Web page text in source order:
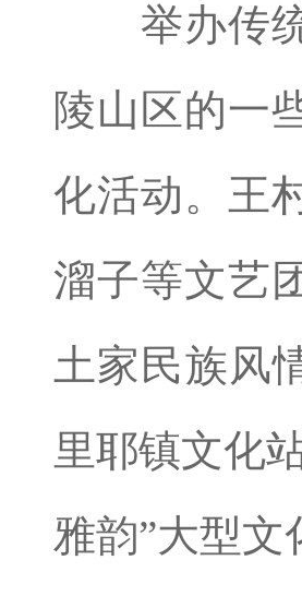
举办传统
陵山区的一
化活动。王
溜子等文艺
土家民族风
里耶镇文化
雅韵”大型